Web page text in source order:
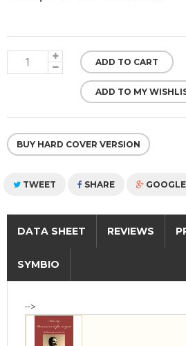
ADD TO CART
ADD TO MY
BUY HARD COVER VERSION
TWEET SHARE
DATA SHEET REVIEWS
SYMBIO
-->